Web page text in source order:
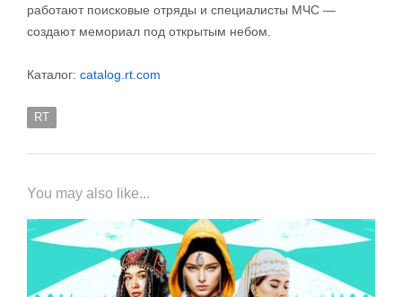
работают поисковые отряды и специалисты МЧС —
создают мемориал под открытым небом.
Каталог: catalog.rt.com
RT
You may also like...